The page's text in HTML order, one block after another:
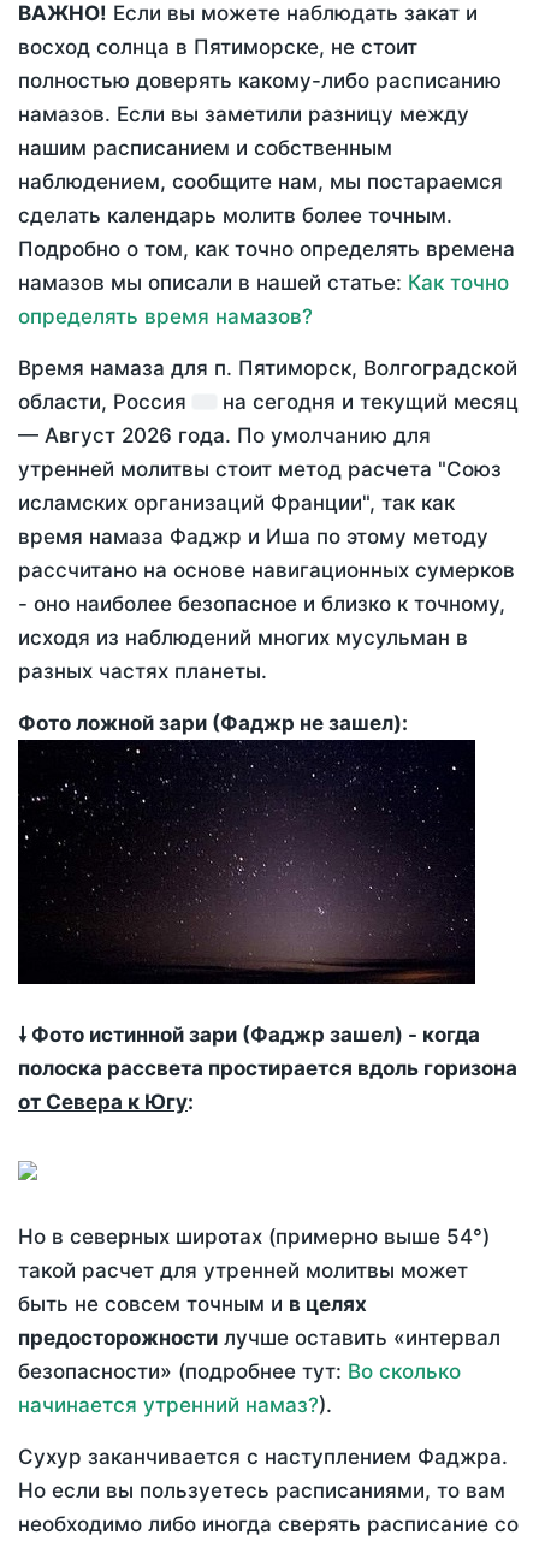
ВАЖНО! Если вы можете наблюдать закат и
восход солнца в Пятиморске, не стоит
полностью доверять какому-либо расписанию
намазов. Если вы заметили разницу между
нашим расписанием и собственным
наблюдением, сообщите нам, мы постараемся
сделать календарь молитв более точным.
Подробно о том, как точно определять времена
намазов мы описали в нашей статье: Как точно
определять время намазов?
Время намаза для п. Пятиморск, Волгоградской
области, Россия
на сегодня и текущий месяц
— Август 2026 года. По умолчанию для
утренней молитвы стоит метод расчета "Союз
исламских организаций Франции", так как
время намаза Фаджр и Иша по этому методу
рассчитано на основе навигационных сумерков
- оно наиболее безопасное и близко к точному,
исходя из наблюдений многих мусульман в
разных частях планеты.
Фото ложной зари (Фаджр не зашел):
🠗 Фото истинной зари (Фаджр зашел) - когда
полоска рассвета простирается вдоль горизона
от Севера к Югу:
Но в северных широтах (примерно выше 54°)
такой расчет для утренней молитвы может
быть не совсем точным и в целях
предосторожности лучше оставить «интервал
безопасности» (подробнее тут: Во сколько
начинается утренний намаз?).
Сухур заканчивается с наступлением Фаджра.
Но если вы пользуетесь расписаниями, то вам
необходимо либо иногда сверять расписание со